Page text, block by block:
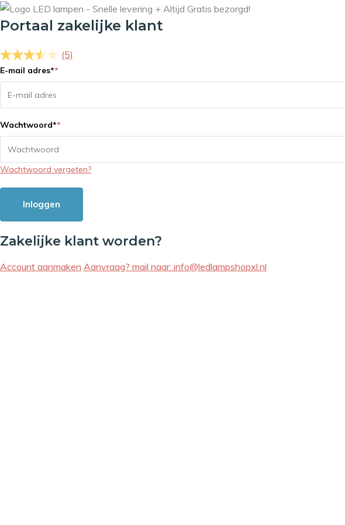
Portaal zakelijke klant
(5)
E-mail adres**
Wachtwoord**
Wachtwoord vergeten?
Inloggen
Zakelijke klant worden?
Account aanmaken Aanvraag? mail naar: info@ledlampshopxl.nl